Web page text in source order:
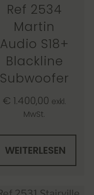
Ref 2534
Martin
Audio S18+
Blackline
Subwoofer
€ 1.400,00 exkl.
MwSt.
WEITERLESEN